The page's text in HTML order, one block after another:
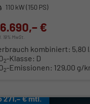
110 kW (150 PS)
€
19% MwSt.
kombiniert: 5,80
2-Klasse: D
2-Emissionen: 129,00 g/
271,– € mtl.